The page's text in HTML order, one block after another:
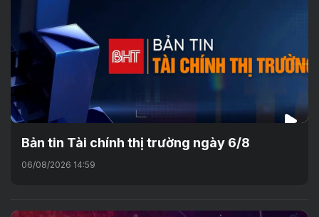
Bản tin Tài chính thị trường ngày 6/8
06/08/2026 14:59